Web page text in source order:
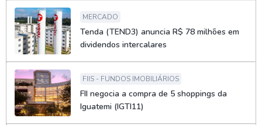
MERCADO
Tenda (TEND3) anuncia R$ 78 milhões em
dividendos intercalares
FIIS - FUNDOS IMOBILIÁRIOS
FII negocia a compra de 5 shoppings da
Iguatemi (IGTI11)